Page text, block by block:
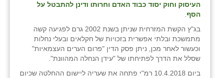
העיסוק וחוק יסוד כבוד האדם וחרותו ודינן להתבטל על
הסף
בג"ץ הקשת המזרחית שניתן בשנת 2002 גרם לפגיעה קשה
מתמשכת ובלתי אפשרית בזכויות של חקלאים ובעלי נחלות
וכעשור לאחר מכן, ניתן פסק הדין "פרום הערים העצמאיות"
שסלל את הדרך לפתיחתו של "עידן הנחלה המהוונת".
ביום 10.4.2018 רמ"י פתחה את שעריה ליישום ההחלטה שכיום
כפר אביב
כפר ביאליק
כפר הרי״ף
כפר מישר